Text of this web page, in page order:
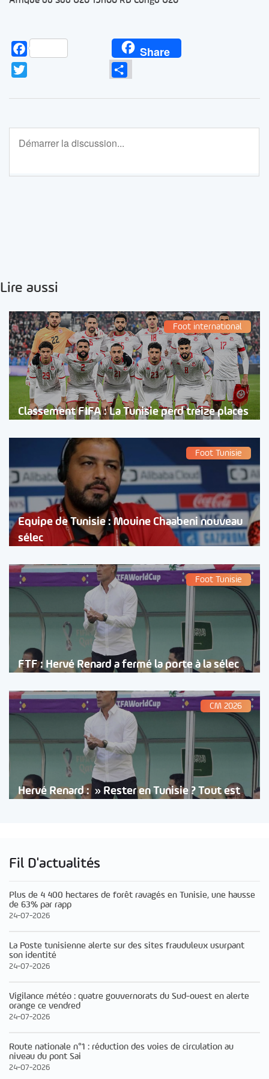
Facebook Share
Partager
Lire aussi
Foot international
Classement FIFA : La Tunisie perd treize places
Foot Tunisie
Equipe de Tunisie : Mouine Chaabeni nouveau
sélec
Foot Tunisie
FTF : Hervé Renard a fermé la porte à la sélec
CM 2026
Hervé Renard : » Rester en Tunisie ? Tout est
Fil D'actualités
Plus de 4 400 hectares de forêt ravagés en Tunisie, une hausse
de 63% par rapp
24-07-2026
La Poste tunisienne alerte sur des sites frauduleux usurpant
son identité
24-07-2026
Vigilance météo : quatre gouvernorats du Sud-ouest en alerte
orange ce vendred
24-07-2026
Route nationale n°1 : réduction des voies de circulation au
niveau du pont Sai
24-07-2026